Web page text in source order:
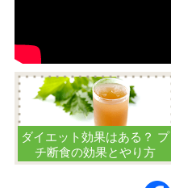
ダイエット効果はある？ プ
チ断食の効果とやり方